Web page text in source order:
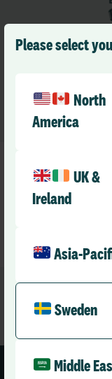
Please select
North
America
UK &
Ireland
Asia-
Sweden
Middle
Avsnitt 8
=